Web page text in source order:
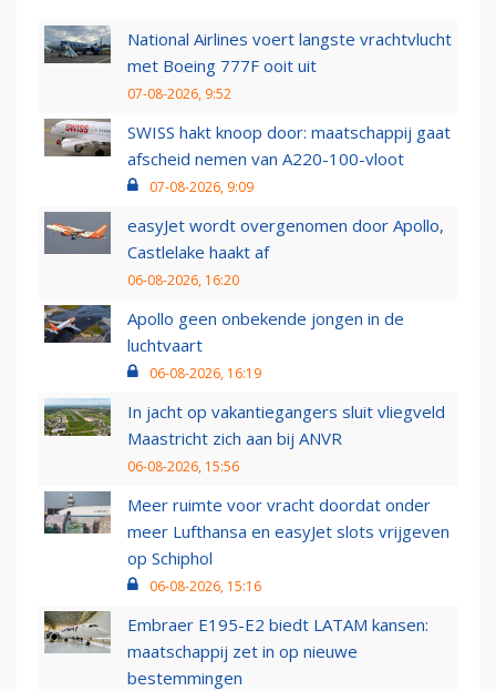
National Airlines voert langste vrachtvlucht
met Boeing 777F ooit uit
07-08-2026, 9:52
SWISS hakt knoop door: maatschappij gaat
afscheid nemen van A220-100-vloot
07-08-2026, 9:09
easyJet wordt overgenomen door Apollo,
Castlelake haakt af
06-08-2026, 16:20
Apollo geen onbekende jongen in de
luchtvaart
06-08-2026, 16:19
In jacht op vakantiegangers sluit vliegveld
Maastricht zich aan bij ANVR
06-08-2026, 15:56
Meer ruimte voor vracht doordat onder
meer Lufthansa en easyJet slots vrijgeven
op Schiphol
06-08-2026, 15:16
Embraer E195-E2 biedt LATAM kansen:
maatschappij zet in op nieuwe
bestemmingen